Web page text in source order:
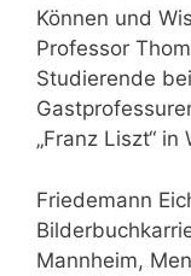
Können und
Professor
Studierende
„Franz Liszt“ in
Friedemann
Mannheim,